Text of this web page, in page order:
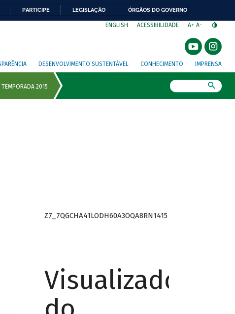
PARTICIPE LEGISLAÇÃO ÓRGÃOS DO GOVERNO
ENGLISH ACESSIBILIDADE A+ A-
DESENVOLVIMENTO SUSTENTÁVEL CONHECIMENTO IMPRENSA
Z7_7QGCHA41LODH60A3OQA8RN1415
Visualizador